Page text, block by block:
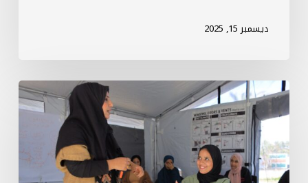
ديسمبر 15, 2025
سبارك
تطلق
أنشطة
موسيقى